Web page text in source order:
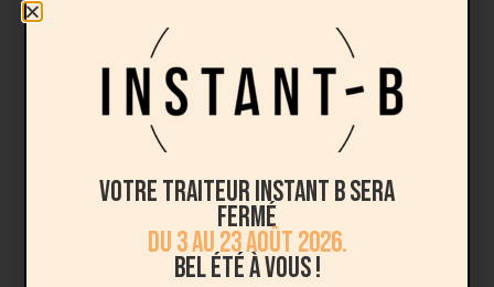
Envie d’ajouter une touche de fraîcheur et de
gourmandise à votre prochain événement ? Contactez-
nous dès aujourd’hui pour réserver notreanimation
sur mesure. Nous serons heureux de vous
accompagner dans l’organisation de votre événement
et de vous garantir une expérience culinaire réussie !
Votre traiteur Instant B sera
fermé
du 3 au 23 août 2026.
Bel été à vous !